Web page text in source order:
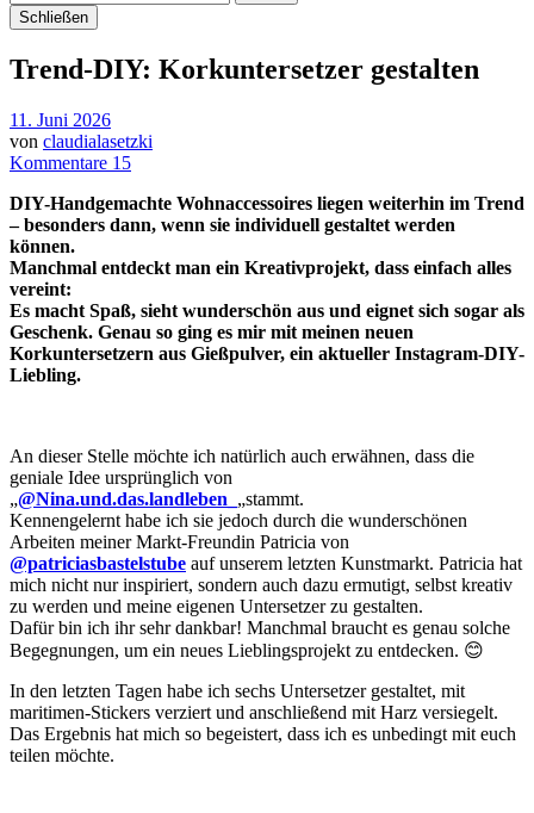
Schließen
Trend-DIY: Korkuntersetzer gestalten
11. Juni 2026
von claudialasetzki
Kommentare 15
DIY-Handgemachte Wohnaccessoires liegen weiterhin im Trend
– besonders dann, wenn sie individuell gestaltet werden
können.
Manchmal entdeckt man ein Kreativprojekt, dass einfach alles
vereint:
Es macht Spaß, sieht wunderschön aus und eignet sich sogar als
Geschenk. Genau so ging es mir mit meinen neuen
Korkuntersetzern aus Gießpulver, ein aktueller Instagram-DIY-
Liebling.
An dieser Stelle möchte ich natürlich auch erwähnen, dass die
geniale Idee ursprünglich von
„@Nina.und.das.landleben_ „stammt.
Kennengelernt habe ich sie jedoch durch die wunderschönen
Arbeiten meiner Markt-Freundin Patricia von
@patriciasbastelstube auf unserem letzten Kunstmarkt. Patricia hat
mich nicht nur inspiriert, sondern auch dazu ermutigt, selbst kreativ
zu werden und meine eigenen Untersetzer zu gestalten.
Dafür bin ich ihr sehr dankbar! Manchmal braucht es genau solche
Begegnungen, um ein neues Lieblingsprojekt zu entdecken. 😊
In den letzten Tagen habe ich sechs Untersetzer gestaltet, mit
maritimen-Stickers verziert und anschließend mit Harz versiegelt.
Das Ergebnis hat mich so begeistert, dass ich es unbedingt mit euch
teilen möchte.